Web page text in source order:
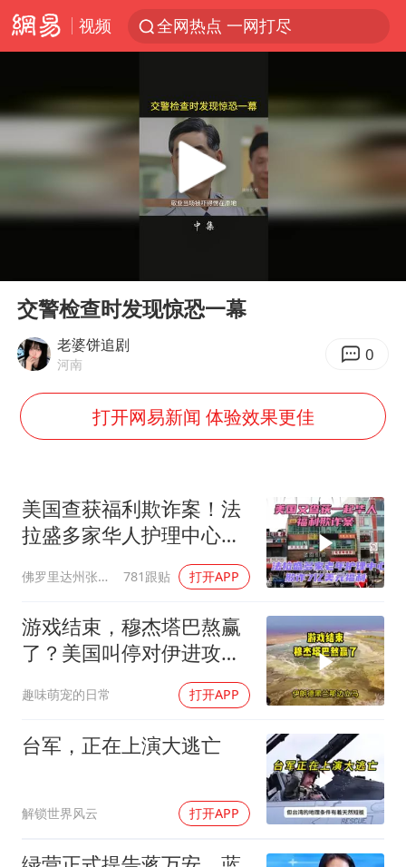
视频 全网热点 一网打尽
Play
交警检查时发现惊恐一幕
老婆饼追剧
河南 0
打开网易新闻 体验效果更佳
美国查获福利欺诈案！法
拉盛多家华人护理中心欺
佛罗里达州张司令 781跟贴 打开APP
游戏结束，穆杰塔巴熬赢
了？美国叫停对伊进攻，
趣味萌宠的日常 打开APP
台军，正在上演大逃亡
解锁世界风云 打开APP